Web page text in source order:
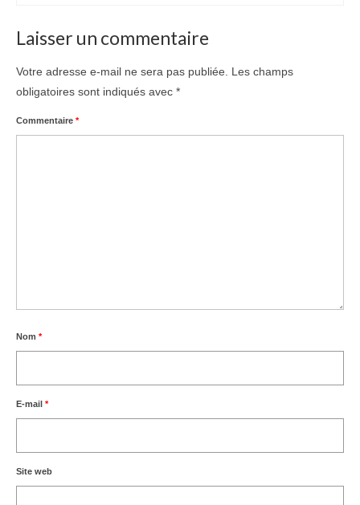
Laisser un commentaire
Votre adresse e-mail ne sera pas publiée.
Les champs
obligatoires sont indiqués avec *
Commentaire *
Nom *
E-mail *
Site web